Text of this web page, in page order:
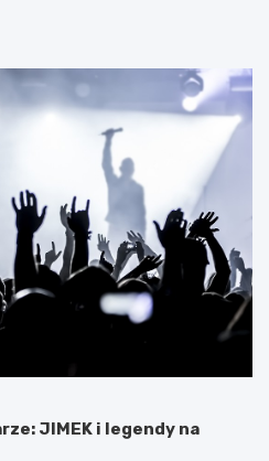
JIMEK i legendy na